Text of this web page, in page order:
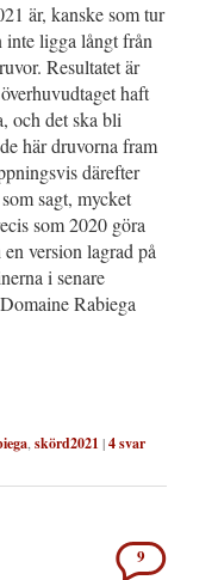
är, kanske som tur
inte ligga långt från
Resultatet är
haft
och det ska bli
här druvorna fram
därefter
sagt, mycket
som 2020 göra
version lagrad på
i senare
Rabiega
skörd2021 |4svar
9